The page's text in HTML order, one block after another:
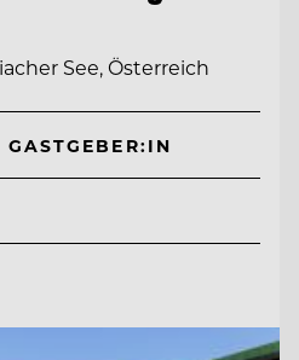
See, Österreich